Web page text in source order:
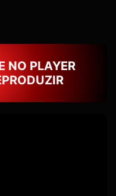
NO PLAYER